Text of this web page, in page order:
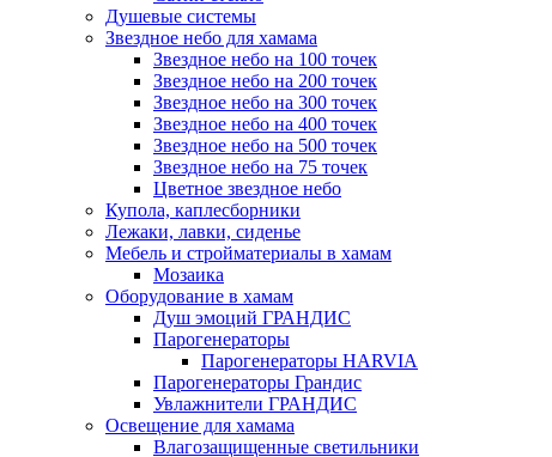
Душевые системы
Звездное небо для хамама
Звездное небо на 100 точек
Звездное небо на 200 точек
Звездное небо на 300 точек
Звездное небо на 400 точек
Звездное небо на 500 точек
Звездное небо на 75 точек
Цветное звездное небо
Купола, каплесборники
Лежаки, лавки, сиденье
Мебель и стройматериалы в хамам
Мозаика
Оборудование в хамам
Душ эмоций ГРАНДИС
Парогенераторы
Парогенераторы HARVIA
Парогенераторы Грандис
Увлажнители ГРАНДИС
Освещение для хамама
Влагозащищенные светильники